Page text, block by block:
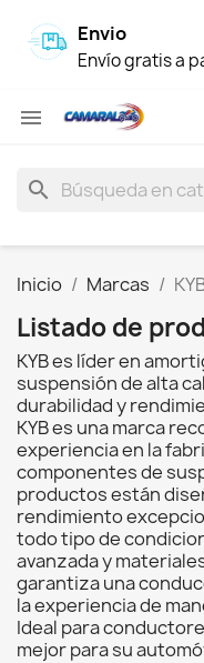
Envio
Envío gratis a

search
Inicio Marcas
Listado de
KYB es líder en
suspensión de alta
durabilidad y
KYB es una marca
experiencia en la
componentes de
productos están
rendimiento
todo tipo de
avanzada y
garantiza una
la experiencia de
Ideal para
mejor para su